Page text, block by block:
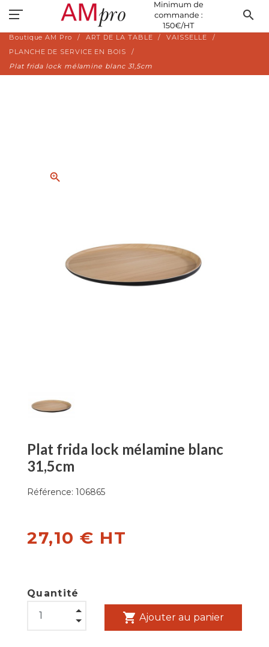
search
Boutique AM Pro ART DE LA TABLE
VAISSELLE
PLANCHE DE SERVICE EN BOIS
Plat frida lock mélamine blanc 31,5cm
zoom_in
Plat frida lock mélamine blanc
31,5cm
Référence: 106865
27,10 € HT
Quantité
shopping_cart Ajouter au panier